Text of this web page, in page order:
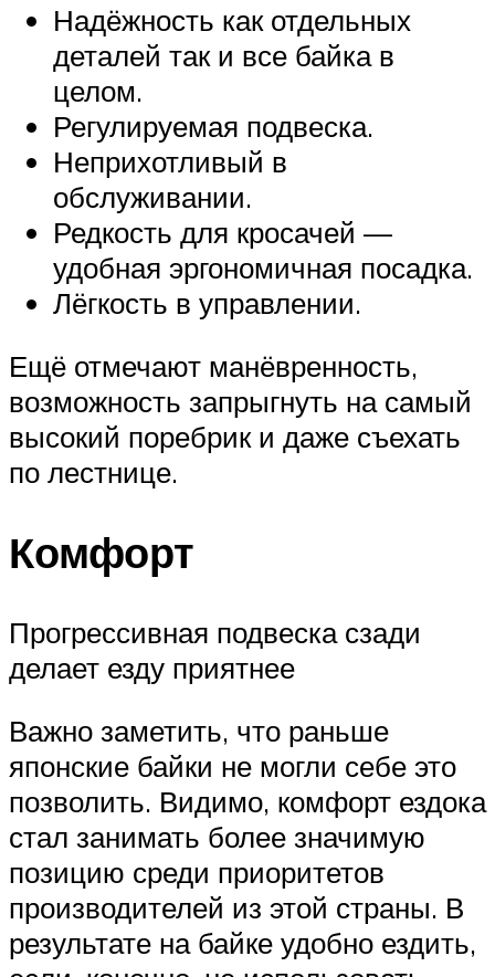
Надёжность как отдельных
деталей так и все байка в
целом.
Регулируемая подвеска.
Неприхотливый в
обслуживании.
Редкость для кросачей —
удобная эргономичная посадка.
Лёгкость в управлении.
Ещё отмечают манёвренность,
возможность запрыгнуть на самый
высокий поребрик и даже съехать
по лестнице.
Комфорт
Прогрессивная подвеска сзади
делает езду приятнее
Важно заметить, что раньше
японские байки не могли себе это
позволить. Видимо, комфорт ездока
стал занимать более значимую
позицию среди приоритетов
производителей из этой страны. В
результате на байке удобно ездить,